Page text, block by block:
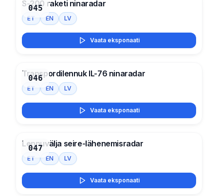
045
S-200 raketi ninaradar
ET EN LV
Vaata eksponaati
046
Transpordilennuk IL-76 ninaradar
ET EN LV
Vaata eksponaati
047
Lennuvälja seire-lähenemisradar
ET EN LV
Vaata eksponaati